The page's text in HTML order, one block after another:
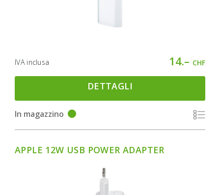
IVA inclusa 14.– CHF
DETTAGLI
In magazzino
APPLE 12W USB POWER ADAPTER